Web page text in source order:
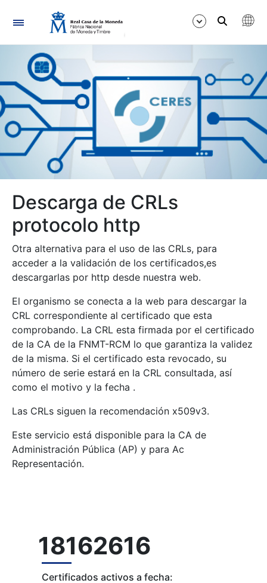
Navegación
Mostrar/Ocultar
Mostrar/Ocultar
Mostrar/Ocultar
Mostrar/Ocultar
Mostrar/Ocultar
Mostrar/Ocultar
Descarga de CRLs
protocolo http
Otra alternativa para el uso de las CRLs, para
acceder a la validación de los certificados,es
descargarlas por http desde nuestra web.
El organismo se conecta a la web para descargar la
CRL correspondiente al certificado que esta
comprobando. La CRL esta firmada por el certificado
de la CA de la FNMT-RCM lo que garantiza la validez
de la misma. Si el certificado esta revocado, su
número de serie estará en la CRL consultada, así
como el motivo y la fecha .
Las CRLs siguen la recomendación x509v3.
Este servicio está disponible para la CA de
Administración Pública (AP) y para Ac
Representación.
18162616
Certificados activos a fecha: